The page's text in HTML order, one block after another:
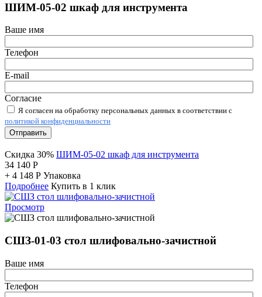
ШИМ-05-02 шкаф для инструмента
Ваше имя
Телефон
E-mail
Согласие
Я согласен на обработку персональных данных в соответствии с
политикой конфиденциальности
Отправить
Скидка 30% ШИМ-05-02 шкаф для инструмента
34 140 Р
+ 4 148 Р Упаковка
Подробнее Купить в 1 клик
Просмотр
СШЗ-01-03 стол шлифовально-зачистной
Ваше имя
Телефон